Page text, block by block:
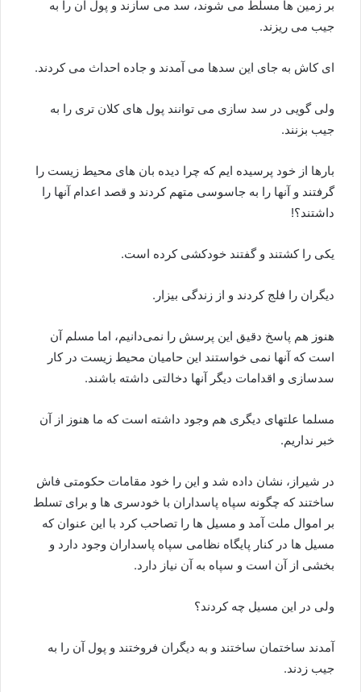
بر زمین ها مسلط می شوند، سد می سازند و پول آن را به
جیب می ریزند.
ای کاش به جای این سدها می آمدند و جاده احداث می کردند.
ولی گویی در سد سازی می توانند پول های کلان تری را به
جیب بزنند.
بارها از خود پرسیده ایم که چرا دیده بان های محیط زیست را
گرفتند و آنها را به جاسوسی متهم کردند و قصد اعدام آنها را
داشتند؟!
یکی را کشتند و گفتند خودکشی کرده است.
دیگران را فلج کردند و از زندگی بیزار.
هنوز هم پاسخ دقیق این پرسش را نمی‌دانیم، اما مسلم آن
است که آنها نمی خواستند این حامیان محیط زیست در کار
سدسازی و اقدامات دیگر آنها دخالتی داشته باشند.
مسلما علتهای دیگری هم وجود داشته است که ما هنوز از آن
خبر نداریم.
در شیراز، نشان داده شد و این را خود مقامات حکومتی فاش
ساختند که چگونه سپاه پاسداران با خودسری ها و برای تسلط
بر اموال ملت آمد و مسیل ها را تصاحب کرد با این عنوان که
مسیل ها در کنار پایگاه نظامی سپاه پاسداران وجود دارد و
بخشی از آن است و سپاه به آن نیاز دارد.
ولی در این مسیل چه کردند؟
آمدند ساختمان ساختند و به دیگران فروختند و پول آن را به
جیب زدند.